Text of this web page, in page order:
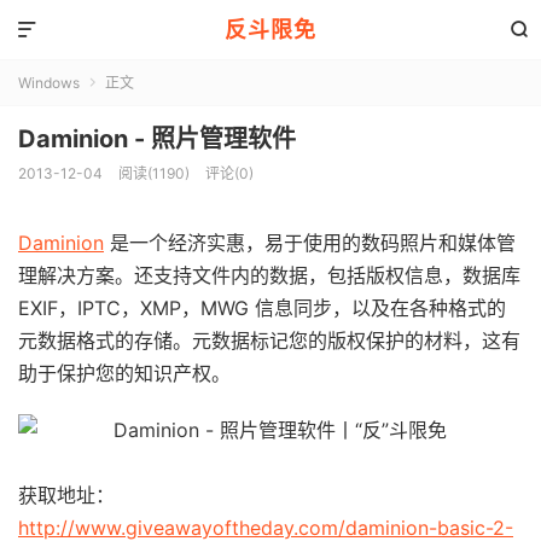
反斗限免 

Windows  正文
Daminion - 照片管理软件
2013-12-04 阅读(1190) 评论(0)
Daminion 是一个经济实惠，易于使用的数码照片和媒体管
理解决方案。还支持文件内的数据，包括版权信息，数据库
EXIF，IPTC，XMP，MWG 信息同步，以及在各种格式的
元数据格式的存储。元数据标记您的版权保护的材料，这有
助于保护您的知识产权。
获取地址：
http://www.giveawayoftheday.com/daminion-basic-2-